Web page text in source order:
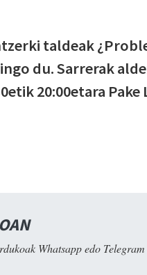
taldeak
du. Sarrerak
20:00etara
Whatsapp edo